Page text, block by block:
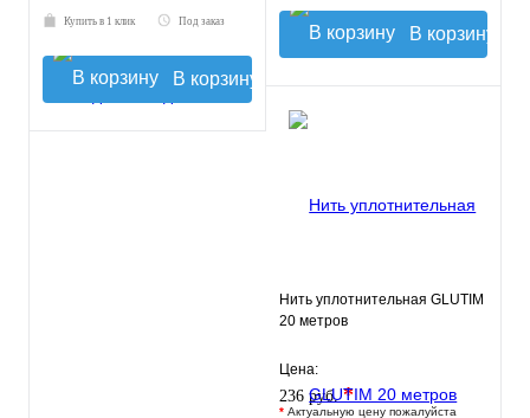
Купить в 1 клик Под заказ
В корзину
В корзину
Нить уплотнительная GLUTIM
20 метров
Цена:
236 руб.*
* Актуальную цену пожалуйста